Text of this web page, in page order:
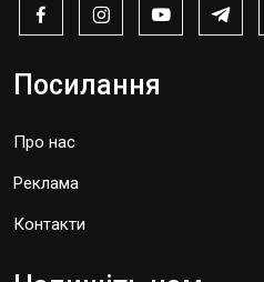
Посилання
Про нас
Реклама
Контакти